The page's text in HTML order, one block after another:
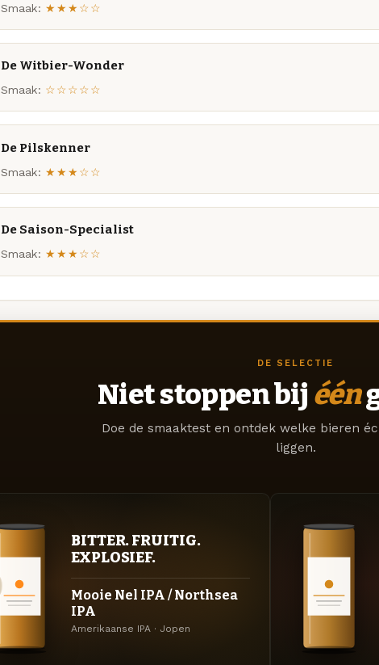
Smaak: ★★★☆☆
De Witbier-Wonder
Smaak: ☆☆☆☆☆
De Pilskenner
Smaak: ★★★☆☆
De Saison-Specialist
Smaak: ★★★☆☆
DE SELECTIE
Niet stoppen bij één
Doe de smaaktest en ontdek welke bieren
liggen.
BITTER. FRUITIG.
EXPLOSIEF.
Mooie Nel IPA / Northsea
IPA
Amerikaanse IPA · Jopen